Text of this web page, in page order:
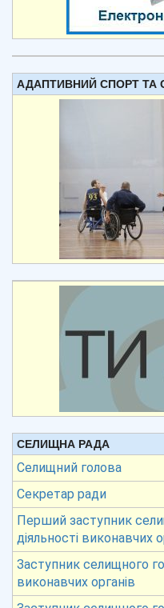
АДАПТИВНИЙ СПОРТ ТА
СЕЛИЩНА РАДА
Селищний голова
Секретар ради
Перший заступник
діяльності виконавчих
Заступник селищного
виконавчих органів